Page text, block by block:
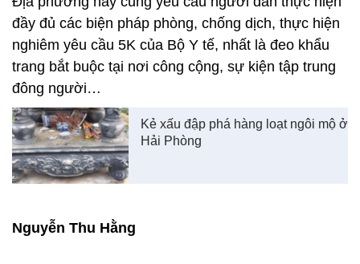
đầy đủ các biện pháp phòng, chống dịch, thực hiện
nghiêm yêu cầu 5K của Bộ Y tế, nhất là đeo khẩu
trang bắt buộc tại nơi công cộng, sự kiện tập trung
đông người…
Kẻ xấu đập phá hàng loạt ngôi mộ ở
Hải Phòng
Nguyễn Thu Hằng